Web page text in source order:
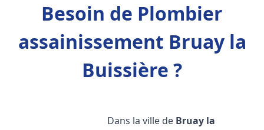
Besoin de Plombier
assainissement Bruay la
Buissière ?
Dans la ville de Bruay la